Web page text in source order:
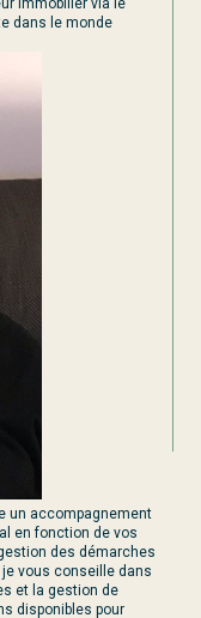
dans le monde
un accompagnement
en fonction de vos
des démarches
vous conseille dans
et la gestion de
disponibles pour